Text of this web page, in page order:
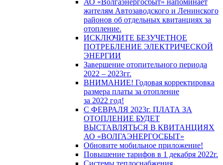
АО «Волгаэнергосбыт» напоминает
жителям Автозаводского и Ленинского
районов об отдельных квитанциях за
отопление.
ИСКЛЮЧИТЕ БЕЗУЧЕТНОЕ
ПОТРЕБЛЕНИЕ ЭЛЕКТРИЧЕСКОЙ
ЭНЕРГИИ
Завершение отопительного периода
2022 – 2023гг.
ВНИМАНИЕ! Годовая корректировка
размера платы за отопление
за 2022 год!
С ФЕВРАЛЯ 2023г. ПЛАТА ЗА
ОТОПЛЕНИЕ БУДЕТ
ВЫСТАВЛЯТЬСЯ В КВИТАНЦИЯХ
АО «ВОЛГАЭНЕРГОСБЫТ»
Обновите мобильное приложение!
Повышение тарифов в 1 декабря 2022г.